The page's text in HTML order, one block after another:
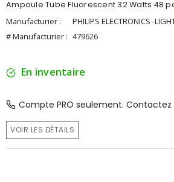
Ampoule Tube Fluorescent 32 Watts 48 po
Manufacturier :
PHILIPS ELECTRONICS -
# Manufacturier : 479626
En inventaire
Compte PRO seulement.
VOIR LES DÉTAILS